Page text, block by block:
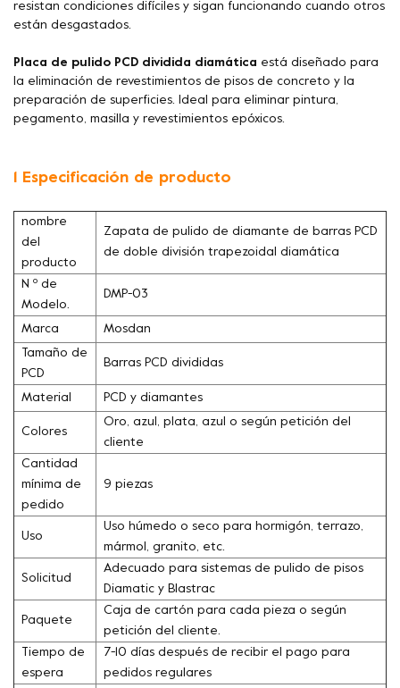
resistan condiciones difíciles y sigan funcionando cuando otros
están desgastados.
Placa de pulido PCD dividida diamática está diseñado para
la eliminación de revestimientos de pisos de concreto y la
preparación de superficies. Ideal para eliminar pintura,
pegamento, masilla y revestimientos epóxicos.
1 Especificación de producto
nombre
del
producto
Zapata de pulido de diamante de barras PCD
de doble división trapezoidal diamática
N º de
Modelo.
DMP-03
Marca Mosdan
Tamaño de
PCD
Barras PCD divididas
Material PCD y diamantes
Colores
Oro, azul, plata, azul o según petición del
cliente
Cantidad
mínima de
pedido
9 piezas
Uso
Uso húmedo o seco para hormigón, terrazo,
mármol, granito, etc.
Solicitud
Adecuado para sistemas de pulido de pisos
Diamatic y Blastrac
Paquete
Caja de cartón para cada pieza o según
petición del cliente.
Tiempo de
espera
7-10 días después de recibir el pago para
pedidos regulares